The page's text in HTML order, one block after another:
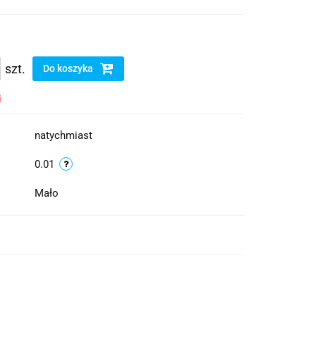
szt. Do koszyka
natychmiast
0.01
Mało